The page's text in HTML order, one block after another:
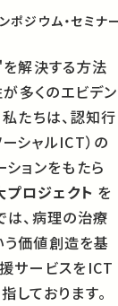
ポジウム・セミナ
解決する方法
多くのエビデン
たちは、認知行
シャルICT）の
ションをもたら
プロジェクト を
は、病理の治療
価値創造を基
サービスをICT
しております。